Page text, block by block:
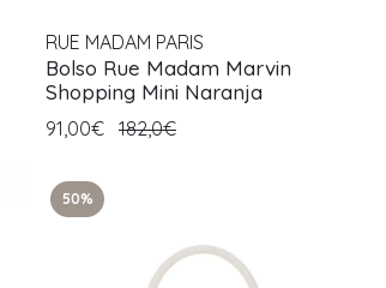
RUE MADAM PARIS
Bolso Rue Madam Marvin
Shopping Mini Naranja
91,00€ 182,0€
50%